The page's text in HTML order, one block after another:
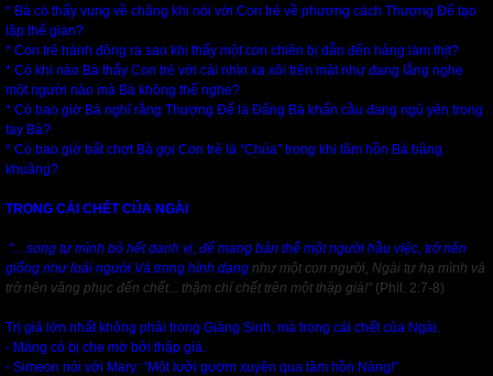
* Bà có thấy vụng về chăng khi nói với Con trẻ về phương cách Thượng Đế tạo
lập thế gian?
* Con trẻ hành động ra sao khi thấy một con chiên bị dẫn đến hàng làm thịt?
* Có khi nào Bà thấy Con trẻ với cái nhìn xa xôi trên mặt như đang lắng nghe
một người nào mà Bà không thể nghe?
* Có bao giờ Bà nghĩ rằng Thượng Đế là Đấng Bà khẩn cầu đang ngủ yên trong
tay Bà?
* Có bao giờ bất chợt Bà gọi Con trẻ là “Chúa” trong khi tâm hồn Bà bâng
khuâng?
TRONG CÁI CHẾT CỦA NGÀI
“... song tự mình bỏ hết danh vị, để mang bản thể một người hầu việc, trở nên
giống như loài người.Và trong hình dạng như một con người, Ngài tự hạ mình và
trở nên vâng phục đến chết... thậm chí chết trên một thập giá!” (Phil. 2:7-8)
Trị giá lớn nhất không phải trong Giáng Sinh, mà trong cái chết của Ngài.
- Máng cỏ bị che mờ bởi thập giá.
- Simeon nói với Mary: “Một lưỡi gươm xuyên qua tâm hồn Nàng!”